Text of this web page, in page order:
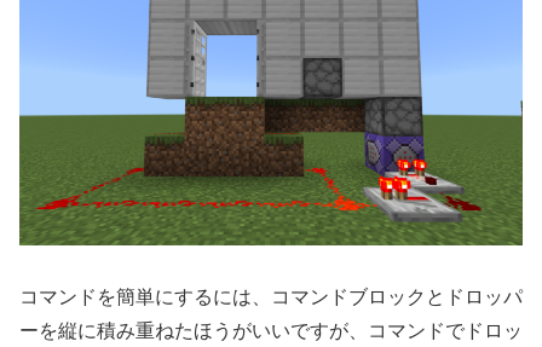
コマンドを簡単にするには、コマンドブロックとドロッパ
ーを縦に積み重ねたほうがいいですが、コマンドでドロッ